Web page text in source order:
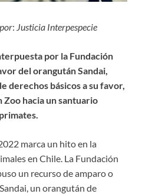
: Justicia Interpespecie
por la Fundación
del orangután Sandai,
derechos básicos a su favor,
Zoo hacia un santuario
marca un hito en la
en Chile. La Fundación
un recurso de amparo o
un orangután de